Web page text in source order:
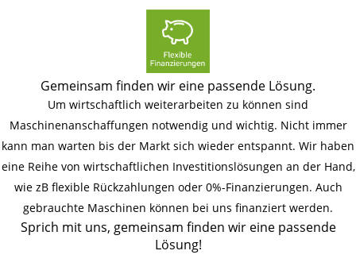
Gemeinsam finden wir eine passende Lösung.
Um wirtschaftlich weiterarbeiten zu können sind
Maschinenanschaffungen notwendig und wichtig. Nicht immer
kann man warten bis der Markt sich wieder entspannt. Wir haben
eine Reihe von wirtschaftlichen Investitionslösungen an der Hand,
wie zB flexible Rückzahlungen oder 0%-Finanzierungen. Auch
gebrauchte Maschinen können bei uns finanziert werden.
Sprich mit uns, gemeinsam finden wir eine passende
Lösung!